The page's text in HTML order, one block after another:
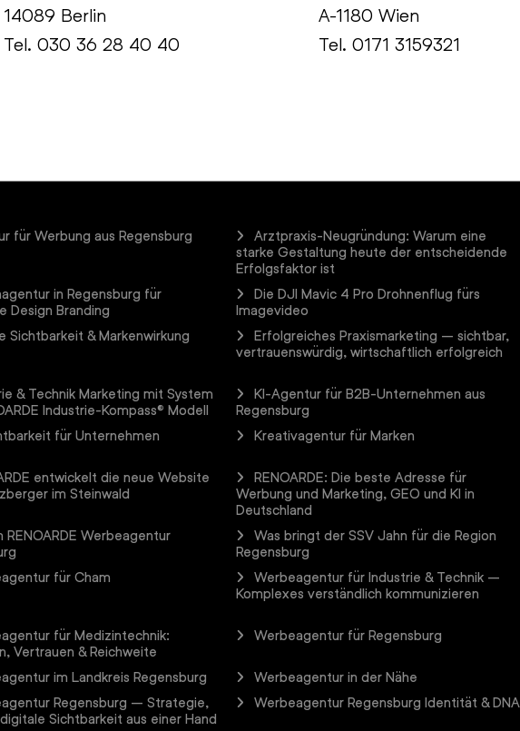
14089 Berlin
Tel.030 36 28 40 40
A-1180 Wien
Tel. 0171 3159321
für Werbung aus Regensburg
Arztpraxis-Neugründung: Warum eine
starke Gestaltung heute der entscheidende
Erfolgsfaktor ist
in Regensburg für
Design Branding
Die DJI Mavic 4 Pro Drohnenflug fürs
Imagevideo
Sichtbarkeit & Markenwirkung
Erfolgreiches Praxismarketing – sichtbar,
vertrauenswürdig, wirtschaftlich erfolgreich
& Technik Marketing mit System
Industrie-Kompass® Modell
KI-Agentur für B2B-Unternehmen aus
Regensburg
für Unternehmen Kreativagentur für Marken
entwickelt die neue Website
im Steinwald
RENOARDE: Die beste Adresse für
Werbung und Marketing, GEO und KI in
Deutschland
RENOARDE Werbeagentur
Was bringt der SSV Jahn für die Region
Regensburg
für Cham
Werbeagentur für Industrie & Technik –
Komplexes verständlich kommunizieren
für Medizintechnik:
Vertrauen & Reichweite
Werbeagentur für Regensburg
im Landkreis Regensburg Werbeagentur in der Nähe
Regensburg – Strategie,
Sichtbarkeit aus einer Hand
Werbeagentur Regensburg Identität & DNA